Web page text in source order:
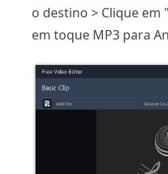
o destino > Clique
em toque MP3 para